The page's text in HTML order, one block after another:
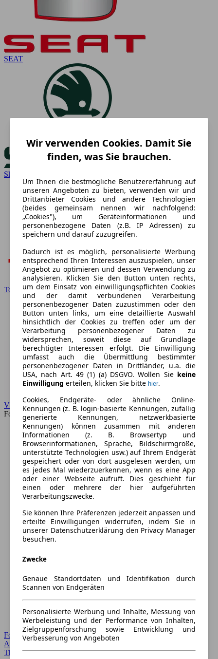
SEAT
Skoda
Toyota
VW
Forum
Forum Startseite
Alle Auto-Foren
Themen-Forum
Wir verwenden Cookies. Damit Sie
finden, was Sie brauchen.
Um Ihnen die bestmögliche Benutzererfahrung auf
unseren Angeboten zu bieten, verwenden wir und
Drittanbieter Cookies und andere Technologien
(beides gemeinsam nennen wir nachfolgend:
„Cookies"), um Geräteinformationen und
personenbezogene Daten (z.B. IP Adressen) zu
speichern und darauf zuzugreifen.
Dadurch ist es möglich, personalisierte Werbung
entsprechend Ihren Interessen auszuspielen, unser
Angebot zu optimieren und dessen Verwendung zu
analysieren. Klicken Sie den Button unten rechts,
um dem Einsatz von einwilligungspflichten Cookies
und der damit verbundenen Verarbeitung
personenbezogener Daten zuzustimmen oder den
Button unten links, um eine detaillierte Auswahl
hinsichtlich der Cookies zu treffen oder um der
Verarbeitung personenbezogener Daten zu
widersprechen, soweit diese auf Grundlage
berechtigter Interessen erfolgt. Die Einwilligung
umfasst auch die Übermittlung bestimmter
personenbezogener Daten in Drittländer, u.a. die
USA, nach Art. 49 (1) (a) DSGVO. Wollen Sie keine
Einwilligung erteilen, klicken Sie bitte hier.
Cookies, Endgeräte- oder ähnliche Online-
Kennungen (z. B. login-basierte Kennungen, zufällig
generierte Kennungen, netzwerkbasierte
Kennungen) können zusammen mit anderen
Informationen (z. B. Browsertyp und
Browserinformationen, Sprache, Bildschirmgröße,
unterstützte Technologien usw.) auf Ihrem Endgerät
gespeichert oder von dort ausgelesen werden, um
es jedes Mal wiederzuerkennen, wenn es eine App
oder einer Webseite aufruft. Dies geschieht für
einen oder mehrere der hier aufgeführten
Verarbeitungszwecke.
Sie können Ihre Präferenzen jederzeit anpassen und
erteilte Einwilligungen widerrufen, indem Sie in
unserer Datenschutzerklärung den Privacy Manager
besuchen.
Zwecke
Genaue Standortdaten und Identifikation durch
Scannen von Endgeräten
Personalisierte Werbung und Inhalte, Messung von
Werbeleistung und der Performance von Inhalten,
Zielgruppenforschung sowie Entwicklung und
Verbesserung von Angeboten